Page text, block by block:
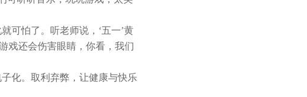
可怕了。听老师说，‘五一’黄
戏还会伤害眼睛，你看，我们
化。取利弃弊，让健康与快乐